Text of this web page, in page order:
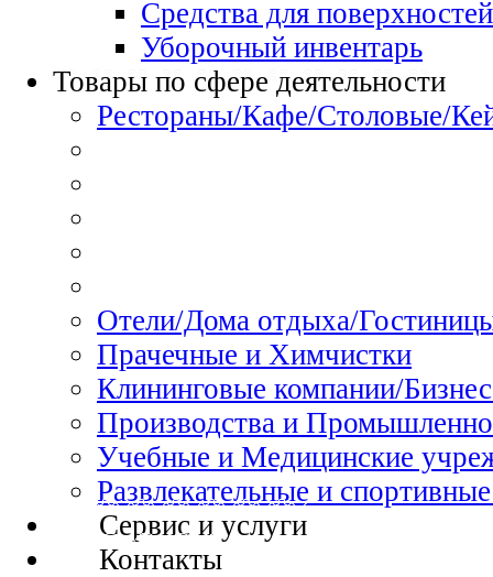
Средства для поверхностей
Уборочный инвентарь
Товары по сфере деятельности
Рестораны/Кафе/Столовые/
Отели/Дома отдыха/
Прачечные и Химчистки
Клининговые компании/
Производства и
Учебные и Медицинские
Развлекательные и
Сервис и услуги
Контакты